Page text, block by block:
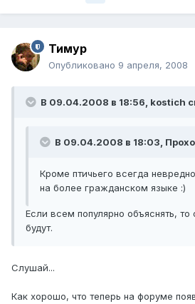
Тимур
Опубликовано 9 апреля, 2008
В 09.04.2008 в 18:56, kostich
В 09.04.2008 в 18:03,
Кроме птичьего всегда
на более гражданском языке :)
Если всем популярно объяснять, то
будут.
Слушай...
Как хорошо, что теперь на форуме